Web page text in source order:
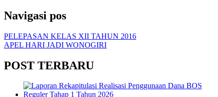
Navigasi pos
PELEPASAN KELAS XII TAHUN 2016
APEL HARI JADI WONOGIRI
POST TERBARU